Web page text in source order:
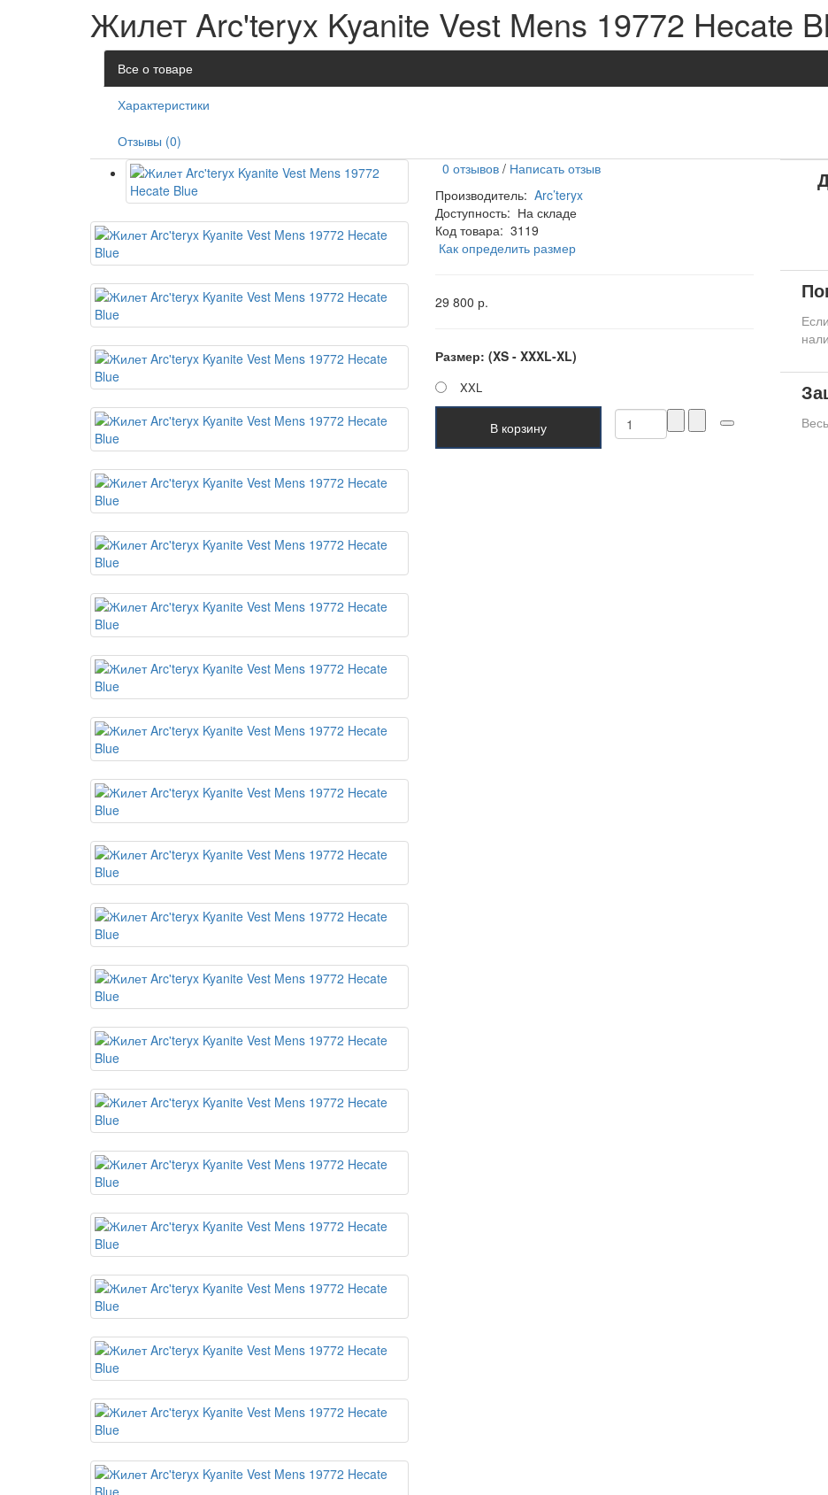
Жилет Arc'teryx Kyanite Vest Mens 19772 Hecate
Все о товаре
Характеристики
Отзывы (0)
0 отзывов / Написать отзыв
Производитель: Arc’teryx
Доступность: На складе
Код товара: 3119
Как определить размер
29 800 р.
Размер: (XS - XXXL-XL)
XXL
В корзину